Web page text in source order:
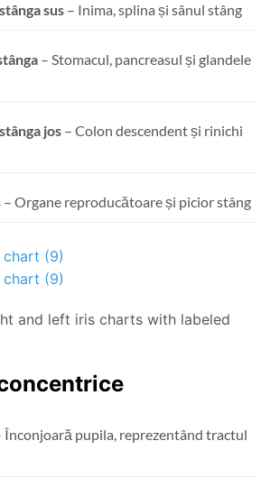
sus – Inima, splina și sânul stâng
– Stomacul, pancreasul și glandele
jos – Colon descendent și rinichi
– Organe reproducătoare și picior stâng
Înconjoară pupila, reprezentând tractul